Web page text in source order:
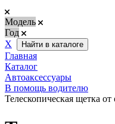
Модель
Год
Х
Найти в каталоге
Главная
Каталог
Автоаксессуары
В помощь водителю
Телескопическая щетка